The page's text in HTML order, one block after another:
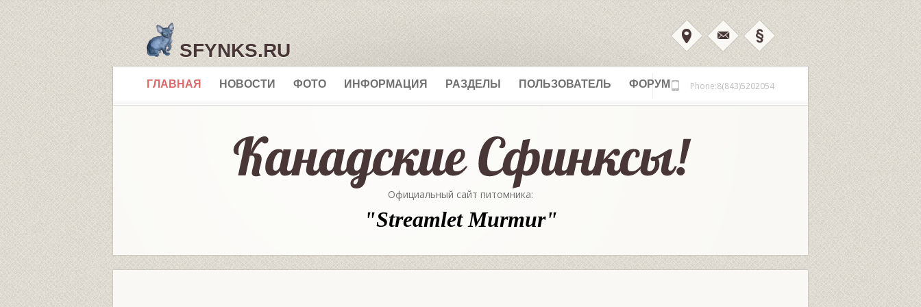
SFYNKS.RU
ГЛАВНАЯ НОВОСТИ ФОТО ИНФОРМАЦИЯ РАЗДЕЛЫ ПОЛЬЗОВАТЕЛЬ ФОРУМ Phone:8(843)5202054
Официальный сайт питомника:
"Streamlet Murmur"